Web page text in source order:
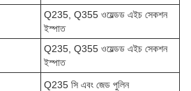
Q235, Q355 ওয়েল্ডড এইচ সেকশন
ইস্পাত
Q235, Q355 ওয়েল্ডড এইচ সেকশন
ইস্পাত
Q235 সি এবং জেড পুলিন